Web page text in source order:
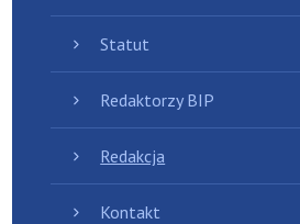
Statut
Redaktorzy BIP
Redakcja
Kontakt